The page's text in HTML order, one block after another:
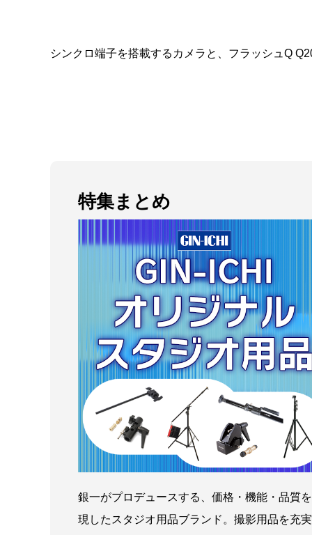
シンクロ端子を搭載するカメラと、フラッシュQ
特集まとめ
銀一がプロデュースする、価格・機能・品質
現したスタジオ用品ブランド。撮影用品を充